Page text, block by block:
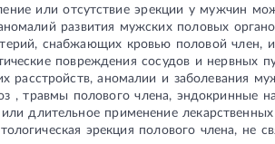
или отсутствие эрекции у мужчин
развития мужских половых
снабжающих кровью половой член, и
повреждения сосудов и нервных
расстройств, аномалии и заболевания
, травмы полового члена, эндокринные
длительное применение
эрекция полового члена, не